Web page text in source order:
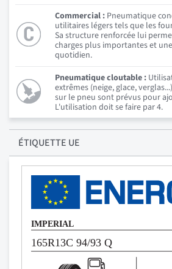
Commercial : Pneumatique
utilitaires légers tels que les
Sa structure renforcée lui
charges plus importantes et
quotidien.
Pneumatique cloutable :
extrêmes (neige, glace,
sur le pneu sont prévus pour
L'utilisation doit se faire par 4.
ÉTIQUETTE UE